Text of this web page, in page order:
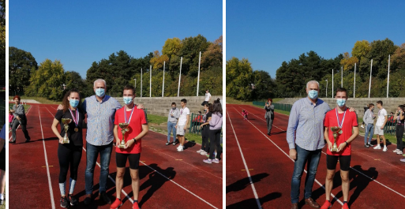
Opštinsko Takmičenje u
Atletici na Čukarici
Opštinsko
Atletici na Čukarici